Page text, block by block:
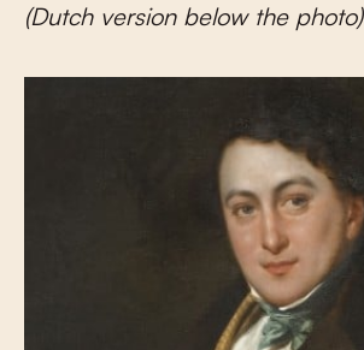
(Dutch version below the photo)